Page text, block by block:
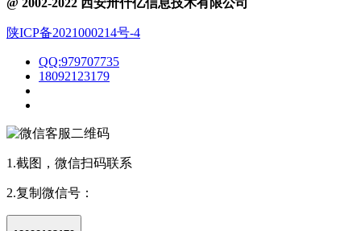
@ 2002-2022 西安卅什亿信息技术有限公司
陕ICP备2021000214号-4
QQ:979707735
18092123179
1.截图，微信扫码联系
2.复制微信号：